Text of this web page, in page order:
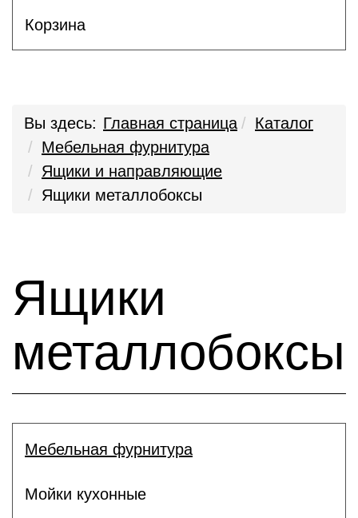
Корзина
Вы здесь: Главная страница
Каталог
Мебельная фурнитура
Ящики и направляющие
Ящики металлобоксы
Ящики
металлобоксы
Мебельная фурнитура
Мойки кухонные